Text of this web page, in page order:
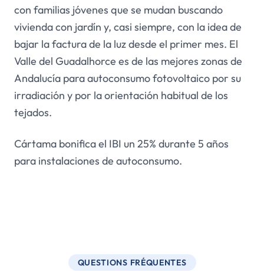
con familias jóvenes que se mudan buscando
vivienda con jardín y, casi siempre, con la idea de
bajar la factura de la luz desde el primer mes. El
Valle del Guadalhorce es de las mejores zonas de
Andalucía para autoconsumo fotovoltaico por su
irradiación y por la orientación habitual de los
tejados.
Cártama bonifica el IBI un 25% durante 5 años
para instalaciones de autoconsumo.
QUESTIONS FRÉQUENTES